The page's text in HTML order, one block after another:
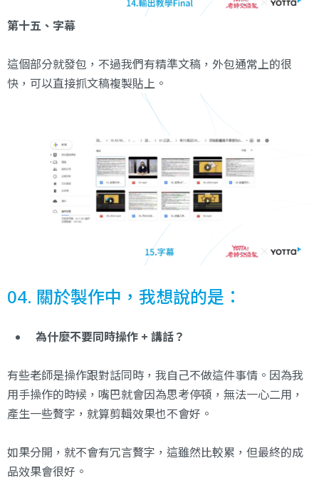
第十五、字幕
這個部分就發包，不過我們有精準文稿，外包通常上的很
快，可以直接抓文稿複製貼上。
04. 關於製作中，我想說的是：
為什麼不要同時操作 + 講話？
有些老師是操作跟對話同時，我自己不做這件事情。因為我
用手操作的時候，嘴巴就會因為思考停頓，無法一心二用，
產生一些贅字，就算剪輯效果也不會好。
如果分開，就不會有冗言贅字，這雖然比較累，但最終的成
品效果會很好。